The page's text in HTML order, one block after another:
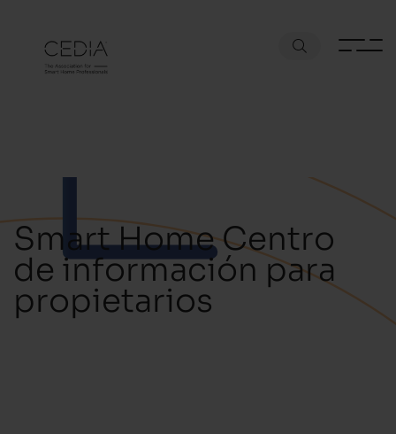
Smart Home Centro
de información para
propietarios